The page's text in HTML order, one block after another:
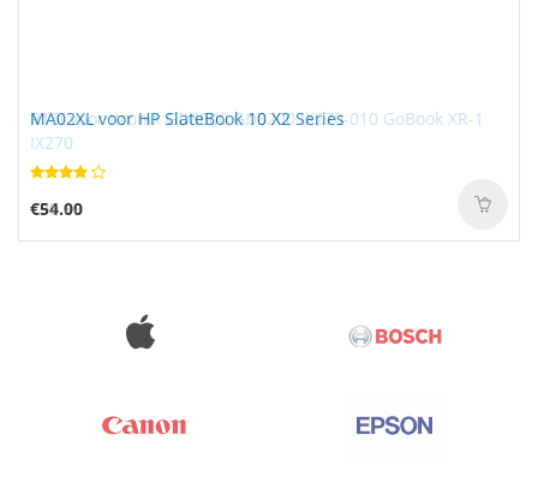
R13I voor Itronix GD8000 GD8200 IX270-010 GoBook XR-1
IX270
€99.99
MA02XL voor HP SlateBook 10 X2 Series
€54.00